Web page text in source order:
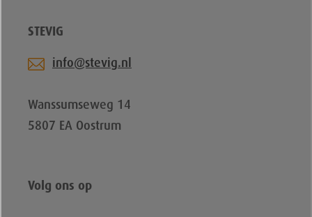
STEVIG
info@stevig.nl
Wanssumseweg 14
5807 EA Oostrum
Volg ons op